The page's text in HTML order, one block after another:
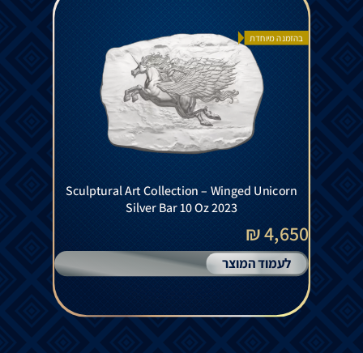
בהזמנה מיוחדת
Sculptural Art Collection – Winged Unicorn
Silver Bar 10 Oz 2023
4,650 ₪
לעמוד המוצר